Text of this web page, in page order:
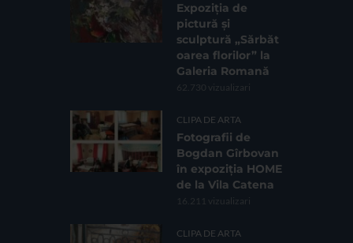
Expoziția de
pictură și
sculptură „Sărbăt
oarea florilor” la
Galeria Romană
62.730 vizualizari
CLIPA DE ARTA
Fotografii de
Bogdan Gîrbovan
în expoziția HOME
de la Vila Catena
16.211 vizualizari
CLIPA DE ARTA